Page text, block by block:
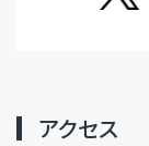
アクセス